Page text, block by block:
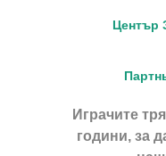
Център
Играчите
години, за